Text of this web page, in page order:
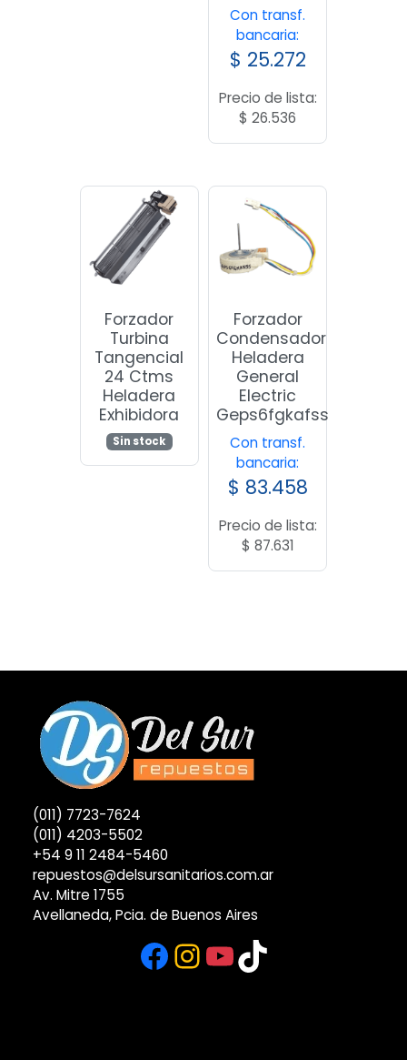
Con transf.
bancaria:
$ 25.272
Precio de lista:
$ 26.536
Forzador
Turbina
Tangencial
24 Ctms
Heladera
Exhibidora
Sin stock
Forzador
Condensador
Heladera
General
Electric
Geps6fgkafss
Con transf.
bancaria:
$ 83.458
Precio de lista:
$ 87.631
(011) 7723-7624
(011) 4203-5502
+54 9 11 2484-5460
repuestos@delsursanitarios.com.ar
Av. Mitre 1755
Avellaneda, Pcia. de Buenos Aires
Facebook
Instagram
YouTube
TikTok